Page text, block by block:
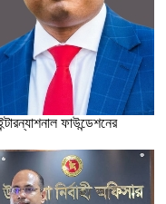
ফাউন্ডেশনের